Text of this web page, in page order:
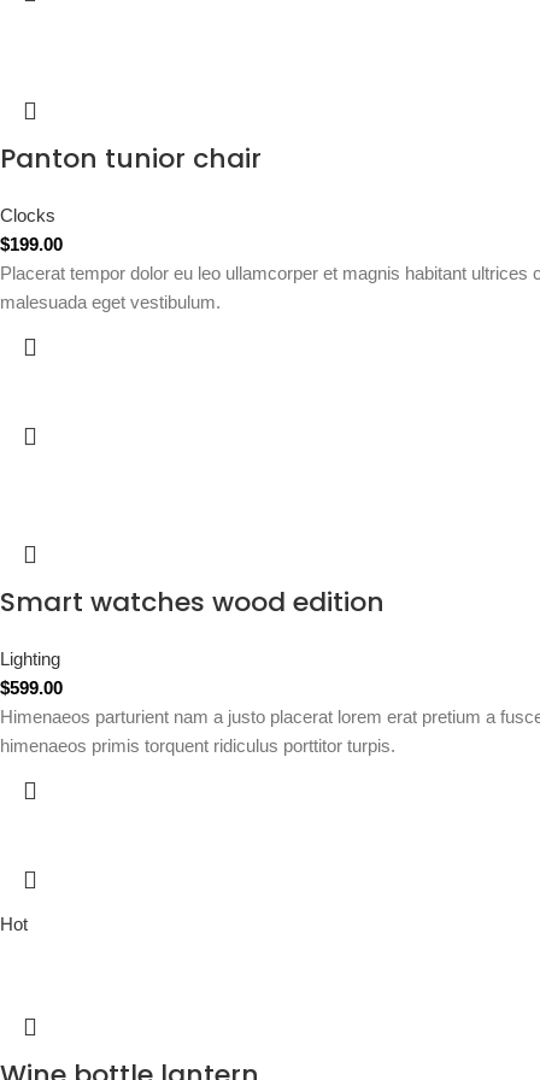
Panton tunior chair
Clocks
$199.00
Placerat tempor dolor eu leo ullamcorper et magnis habitant
malesuada eget vestibulum.
Smart watches wood edition
Lighting
$599.00
Himenaeos parturient nam a justo placerat lorem erat pretium a
himenaeos primis torquent ridiculus porttitor turpis.
Hot